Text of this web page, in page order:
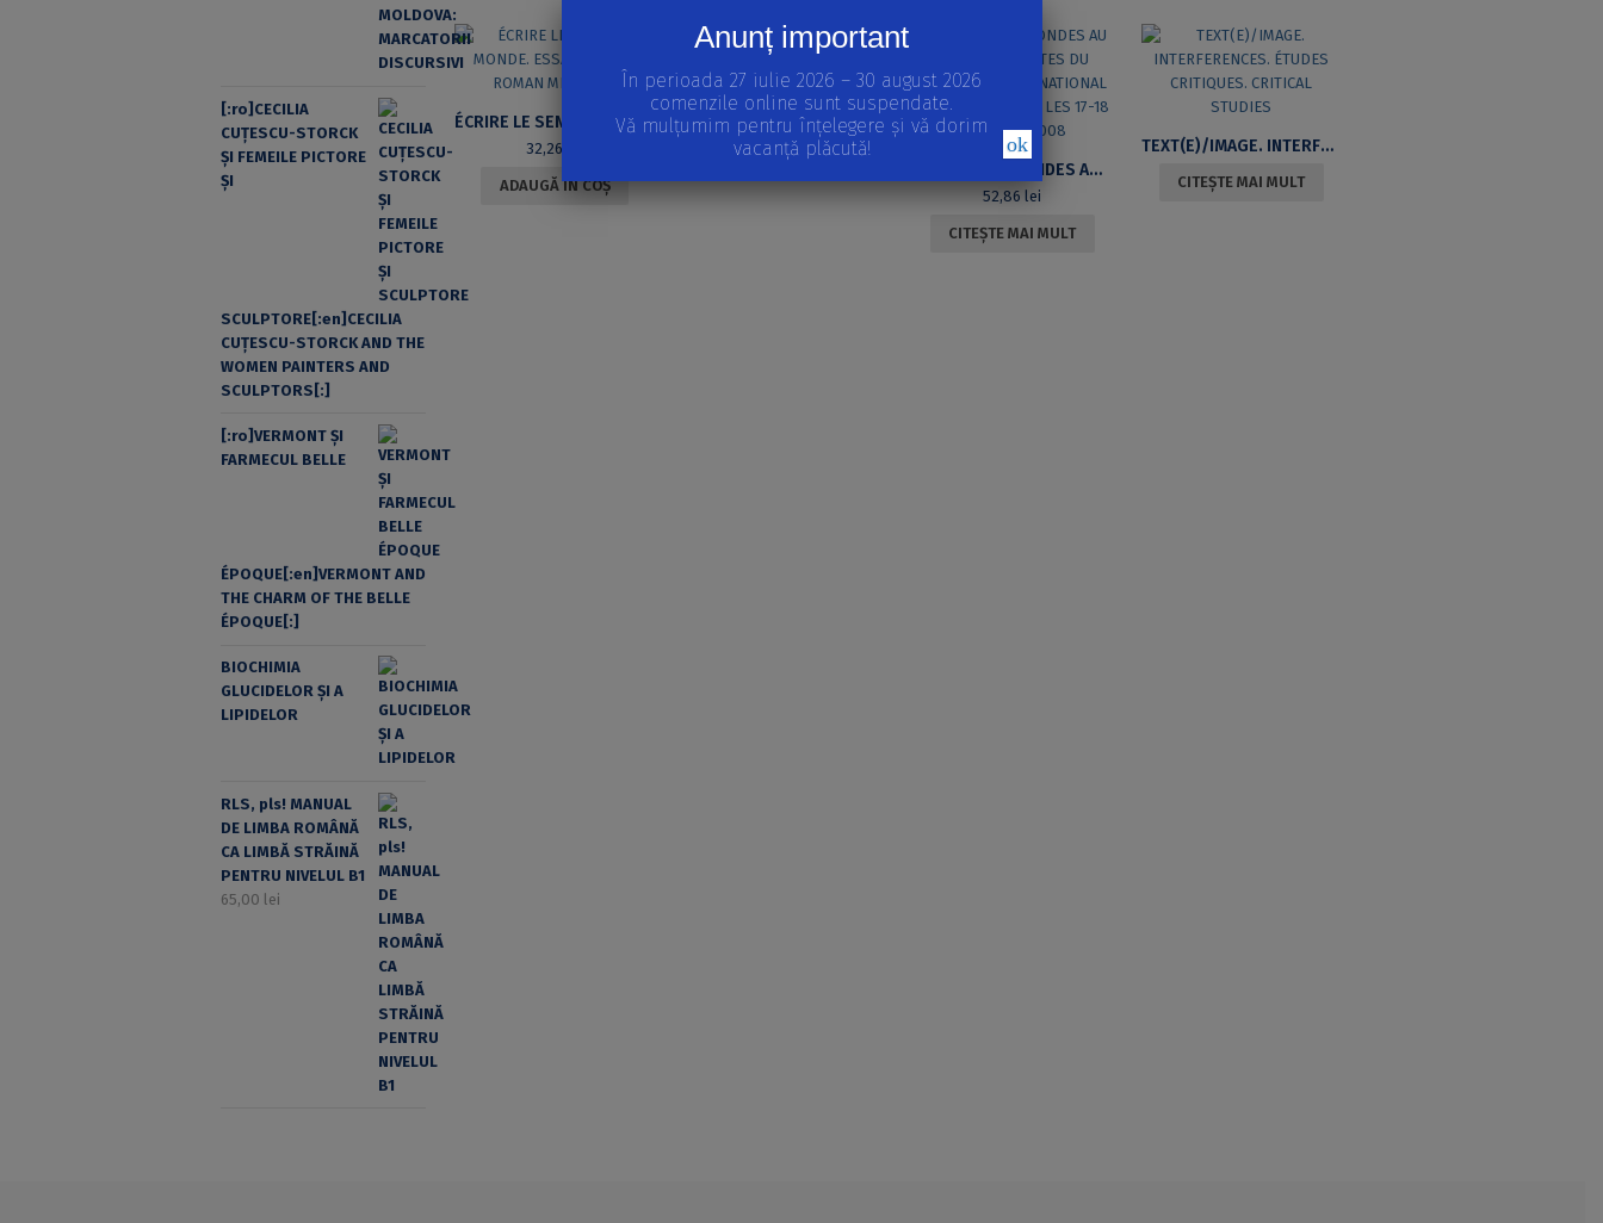
ÉCRIRE LE SENS DU MONDE. ESSAIS SUR LE ROMAN MÉDIÉVAL
32,26
ADAUGĂ ÎN COȘ
LA COMMUNICATION VERBALE
26,43 lei
ADAUGĂ ÎN COȘ ESPACES ET MONDES AU MOYEN ÂGE: ACTES DU COLLOQUE INTERNATIONAL TENU À BUCAREST LES 17-18 OCTOBRE 2008
52,86 lei
CITEȘTE MAI MULT
TEXT(E)/IMAGE. INTERFERENCES. ÉTUDES CRITIQUES. CRITICAL STUDIES
CITEȘTE MAI MULT
[:ro]CECILIA
CUŢESCU-STORCK
ŞI FEMEILE PICTORE
ŞI
SCULPTORE[:en]CECILIA
CUŢESCU-STORCK AND THE
WOMEN PAINTERS AND
SCULPTORS[:]
[:ro]VERMONT ȘI
FARMECUL BELLE
ÉPOQUE[:en]VERMONT AND
THE CHARM OF THE BELLE
ÉPOQUE[:]
BIOCHIMIA
GLUCIDELOR ȘI A
LIPIDELOR
RLS, pls! MANUAL
DE LIMBA ROMÂNĂ
CA LIMBĂ STRĂINĂ
PENTRU NIVELUL B1
65,00 lei
Anunț important
În perioada 27 iulie 2026 – 30 august 2026
comenzile online sunt suspendate.
Vă mulțumim pentru înțelegere și vă dorim
vacanță plăcută!
ok